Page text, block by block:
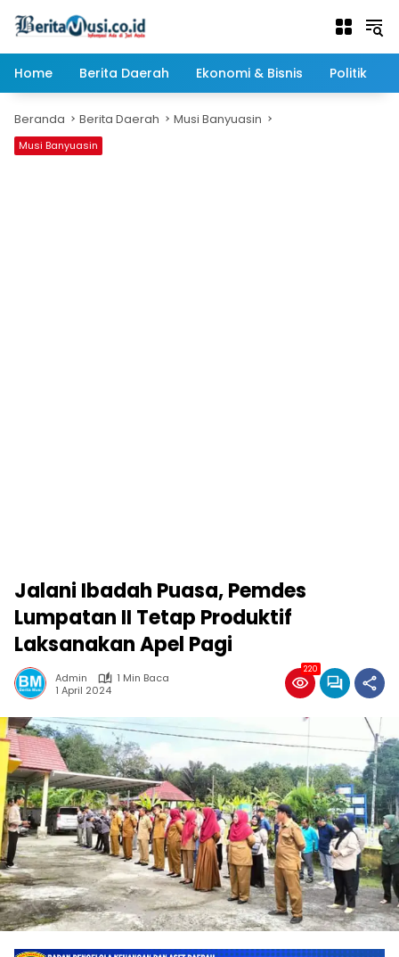
Home
Berita Daerah Ekonomi & Bisnis Politik
Beranda Berita Daerah Musi Banyuasin
Musi Banyuasin
Jalani Ibadah Puasa, Pemdes
Lumpatan II Tetap Produktif
Laksanakan Apel Pagi
Admin
1 Min Baca
1 April 2024
220